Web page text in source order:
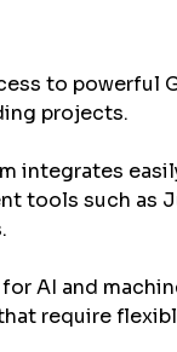
to powerful
projects.
integrates
tools such as
AI and
require